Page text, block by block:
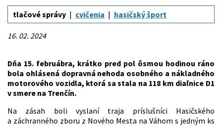
tlačové správy cvičenia hasičský šport
16. 02. 2024
Dňa 15. februábra, krátko pred pol ôsmou hodinou ráno
bola ohlásená dopravná nehoda osobného a nákladného
motorového vozidla, ktorá sa stala na 118 km diaľnice D1
v smere na Trenčín.
Na zásah boli vyslaní traja príslušníci Hasičského
a záchranného zboru z Nového Mesta na Váhom s jedným ks